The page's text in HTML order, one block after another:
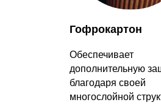
Гофрокартон
Обеспечивает
дополнительную
благодаря своей
многослойной